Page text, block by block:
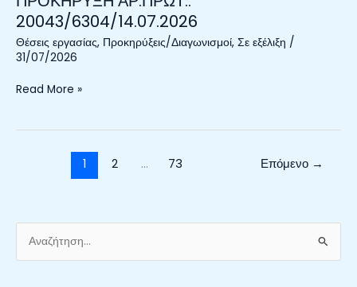
20043/6304/14.07.2026
Θέσεις εργασίας, Προκηρύξεις/Διαγωνισμοί, Σε εξέλιξη /
31/07/2026
ΠΛΑΙΣΙΟ
ΤΟΥ
ΕΡΕΥΝΗΤΙΚΟΥ
ΠΡΟΓΡΑΜΜΑΤΟΣ
–
ΑΡ.ΠΡΩΤ.:
Read More »
1 2 … 73 Επόμενο →
ν